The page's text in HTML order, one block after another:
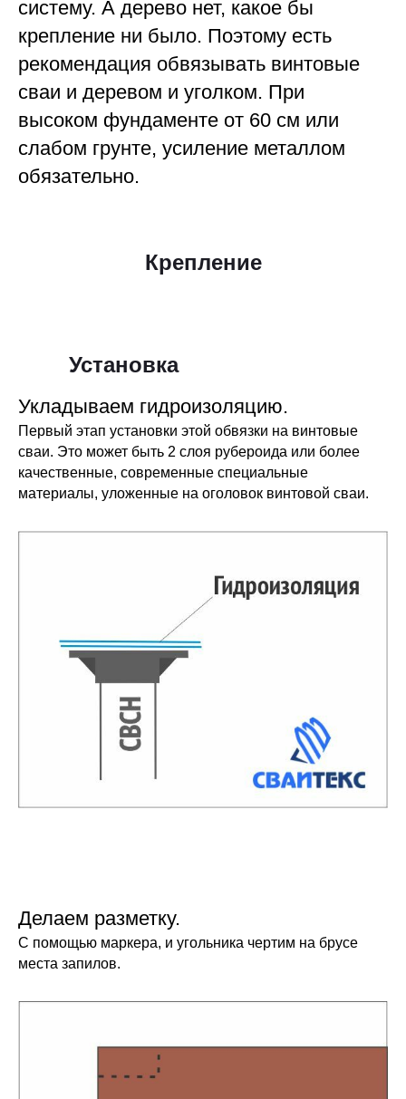
систему. А дерево нет, какое бы
крепление ни было. Поэтому есть
рекомендация обвязывать винтовые
сваи и деревом и уголком. При
высоком фундаменте от 60 см или
слабом грунте, усиление металлом
обязательно.
Крепление
Установка
Укладываем гидроизоляцию.
Первый этап установки этой обвязки на винтовые
сваи. Это может быть 2 слоя рубероида или более
качественные, современные специальные
материалы, уложенные на оголовок винтовой сваи.
Делаем разметку.
С помощью маркера, и угольника чертим на брусе
места запилов.